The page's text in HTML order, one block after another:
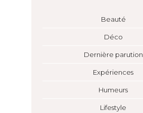
Beauté
Déco
Dernière parution
Expériences
Humeurs
Lifestyle